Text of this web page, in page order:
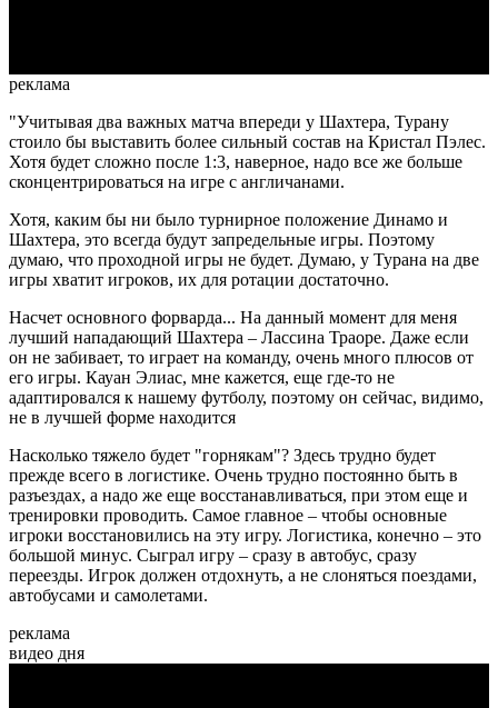
реклама
"Учитывая два важных матча впереди у Шахтера, Турану
стоило бы выставить более сильный состав на Кристал Пэлес.
Хотя будет сложно после 1:3, наверное, надо все же больше
сконцентрироваться на игре с англичанами.
Хотя, каким бы ни было турнирное положение Динамо и
Шахтера, это всегда будут запредельные игры. Поэтому
думаю, что проходной игры не будет. Думаю, у Турана на две
игры хватит игроков, их для ротации достаточно.
Насчет основного форварда... На данный момент для меня
лучший нападающий Шахтера – Лассина Траоре. Даже если
он не забивает, то играет на команду, очень много плюсов от
его игры. Кауан Элиас, мне кажется, еще где-то не
адаптировался к нашему футболу, поэтому он сейчас, видимо,
не в лучшей форме находится
Насколько тяжело будет "горнякам"? Здесь трудно будет
прежде всего в логистике. Очень трудно постоянно быть в
разъездах, а надо же еще восстанавливаться, при этом еще и
тренировки проводить. Самое главное – чтобы основные
игроки восстановились на эту игру. Логистика, конечно – это
большой минус. Сыграл игру – сразу в автобус, сразу
переезды. Игрок должен отдохнуть, а не слоняться поездами,
автобусами и самолетами.
реклама
видео дня